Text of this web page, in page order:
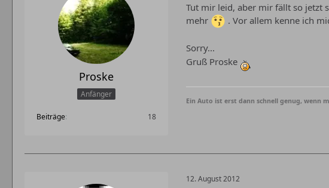
Proske
Anfänger
Beiträge 18
Tut mir leid, aber mir fällt so jetzt
mehr
. Vor allem kenne ich
Sorry...
Gruß Proske
Ein Auto ist erst dann schnell genug, wenn
12. August 2012